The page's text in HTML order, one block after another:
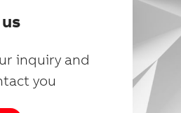
inquiry and
you